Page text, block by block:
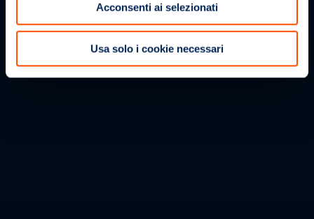
Acconsenti ai selezionati
Usa solo i cookie necessari